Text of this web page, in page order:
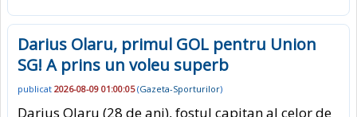
Darius Olaru, primul GOL pentru Union
SG! A prins un voleu superb
publicat 2026-08-09 01:00:05(Gazeta-Sporturilor)
Darius Olaru (28 de ani), fostul capitan al celor de